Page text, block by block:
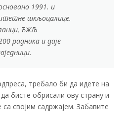
1991. и
шкљоцалице.
ЋЖЉ
радника и даје
требало би да идете на
да бисте обрисали ову страну и
својим садржајем. Забавите